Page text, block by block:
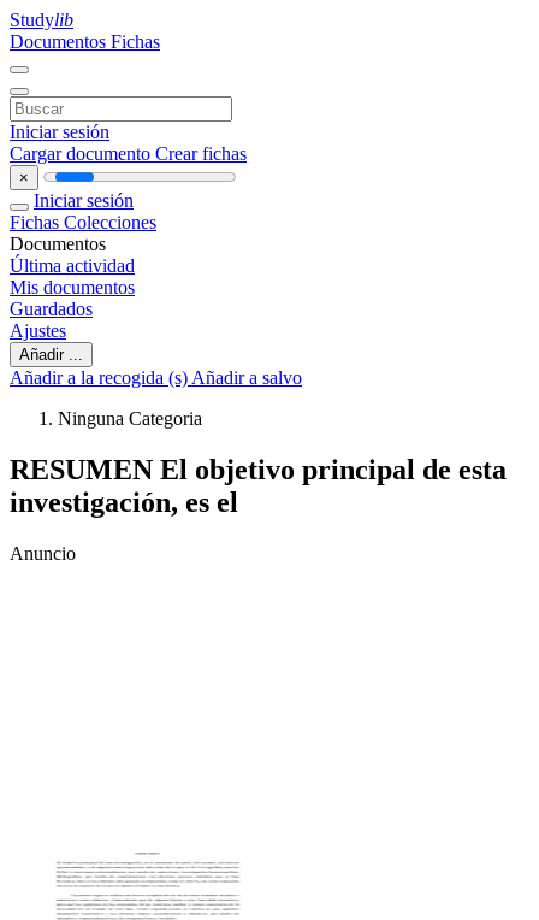
Studylib
Documentos Fichas
Iniciar sesión
Cargar documento Crear fichas
×
Iniciar sesión
Fichas Colecciones
Documentos
Última actividad
Mis documentos
Guardados
Ajustes
Añadir ...
Añadir a la recogida (s) Añadir a salvo
Ninguna Categoria
RESUMEN El objetivo principal de esta
investigación, es el
Anuncio